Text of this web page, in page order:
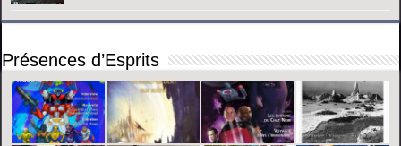
Présences d’Esprits